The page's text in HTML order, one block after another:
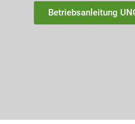
Betriebsanleitung